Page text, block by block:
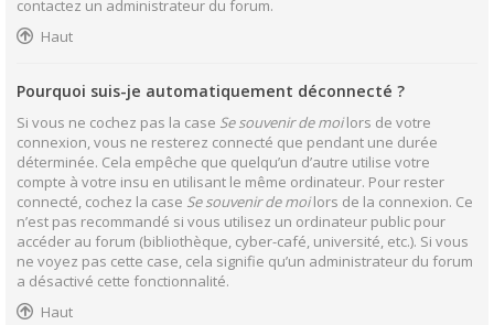
contactez un administrateur du forum.
Haut
Pourquoi suis-je automatiquement déconnecté ?
Si vous ne cochez pas la case Se souvenir de moilors de votre
connexion, vous ne resterez connecté que pendant une durée
déterminée. Cela empêche que quelqu’un d’autre utilise votre
compte à votre insu en utilisant le même ordinateur. Pour rester
connecté, cochez la case Se souvenir de moilors de la connexion. Ce
n’est pas recommandé si vous utilisez un ordinateur public pour
accéder au forum (bibliothèque, cyber-café, université, etc.). Si vous
ne voyez pas cette case, cela signifie qu’un administrateur du forum
a désactivé cette fonctionnalité.
Haut